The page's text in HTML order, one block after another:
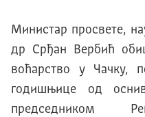
Министар просвете,
др Срђан Вербић
воћарство у Чачку,
годишњице од
председником